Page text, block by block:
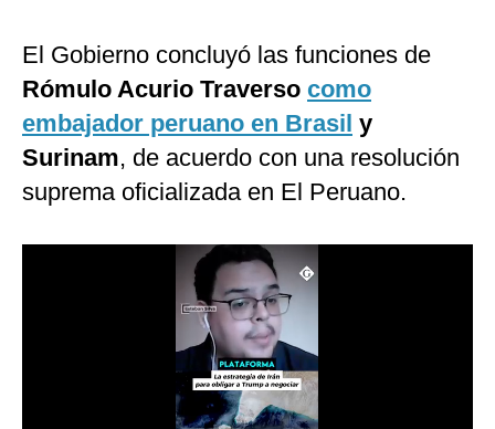
México
España
Internacional
Tecnología
El Gobierno concluyó las funciones de
Rómulo Acurio Traverso como
embajador peruano en Brasil y
Surinam, de acuerdo con una resolución
suprema oficializada en El Peruano.